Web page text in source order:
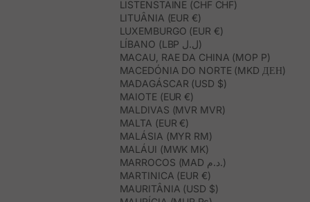
LISTENSTAINE (CHF CHF)
LITUÂNIA (EUR €)
LUXEMBURGO (EUR €)
LÍBANO (LBP ل.ل)
MACAU, RAE DA CHINA (MOP P)
MACEDÓNIA DO NORTE (MKD ДЕН)
MADAGÁSCAR (USD $)
MAIOTE (EUR €)
MALDIVAS (MVR MVR)
MALTA (EUR €)
MALÁSIA (MYR RM)
MALÁUI (MWK MK)
MARROCOS (MAD د.م.)
MARTINICA (EUR €)
MAURITÂNIA (USD $)